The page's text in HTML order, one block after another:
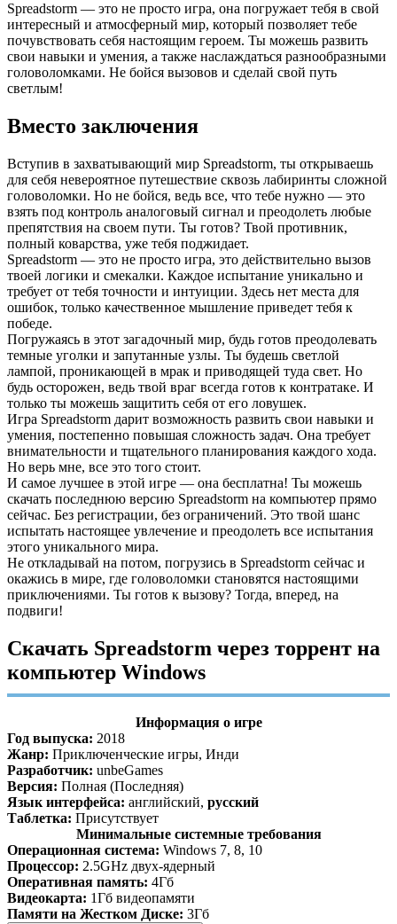
Spreadstorm — это не просто игра, она погружает тебя в свой
интересный и атмосферный мир, который позволяет тебе
почувствовать себя настоящим героем. Ты можешь развить
свои навыки и умения, а также наслаждаться разнообразными
головоломками. Не бойся вызовов и сделай свой путь
светлым!
Вместо заключения
Вступив в захватывающий мир Spreadstorm, ты открываешь
для себя невероятное путешествие сквозь лабиринты сложной
головоломки. Но не бойся, ведь все, что тебе нужно — это
взять под контроль аналоговый сигнал и преодолеть любые
препятствия на своем пути. Ты готов? Твой противник,
полный коварства, уже тебя поджидает.
Spreadstorm — это не просто игра, это действительно вызов
твоей логики и смекалки. Каждое испытание уникально и
требует от тебя точности и интуиции. Здесь нет места для
ошибок, только качественное мышление приведет тебя к
победе.
Погружаясь в этот загадочный мир, будь готов преодолевать
темные уголки и запутанные узлы. Ты будешь светлой
лампой, проникающей в мрак и приводящей туда свет. Но
будь осторожен, ведь твой враг всегда готов к контратаке. И
только ты можешь защитить себя от его ловушек.
Игра Spreadstorm дарит возможность развить свои навыки и
умения, постепенно повышая сложность задач. Она требует
внимательности и тщательного планирования каждого хода.
Но верь мне, все это того стоит.
И самое лучшее в этой игре — она бесплатна! Ты можешь
скачать последнюю версию Spreadstorm на компьютер прямо
сейчас. Без регистрации, без ограничений. Это твой шанс
испытать настоящее увлечение и преодолеть все испытания
этого уникального мира.
Не откладывай на потом, погрузись в Spreadstorm сейчас и
окажись в мире, где головоломки становятся настоящими
приключениями. Ты готов к вызову? Тогда, вперед, на
подвиги!
Скачать Spreadstorm через торрент на
компьютер Windows
Информация о игре
Год выпуска: 2018
Жанр: Приключенческие игры, Инди
Разработчик: unbeGames
Версия: Полная (Последняя)
Язык интерфейса: английский, русский
Таблетка: Присутствует
Минимальные системные требования
Операционная система: Windows 7, 8, 10
Процессор: 2.5GHz двух-ядерный
Оперативная память: 4Гб
Видеокарта: 1Гб видеопамяти
Памяти на Жестком Диске: 3Гб